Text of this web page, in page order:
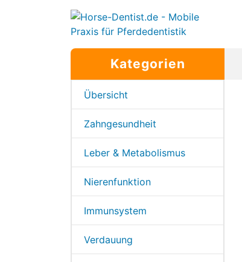
Kategorien
Übersicht
Zahngesundheit
Leber & Metabolismus
Nierenfunktion
Immunsystem
Verdauung